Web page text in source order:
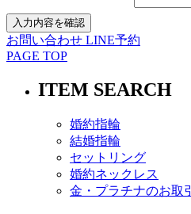
お問い合わせ LINE予約
PAGE TOP
ITEM SEARCH
婚約指輪
結婚指輪
セットリング
婚約ネックレス
金・プラチナのお取引